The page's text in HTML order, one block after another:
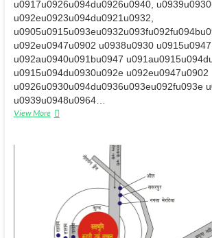
u0917u0926u094du0926u0940,
u092eu0923u094du0921u0932,
u092eu0947u0902 u0938u0930 u0915u0947
u092au0940u091bu0947
u0915u094du0930u092e u092eu0947u0902
u0926u0930u094du0936u093eu092fu093e
u0939u0948u0964…
View Moreपुरूष
आता